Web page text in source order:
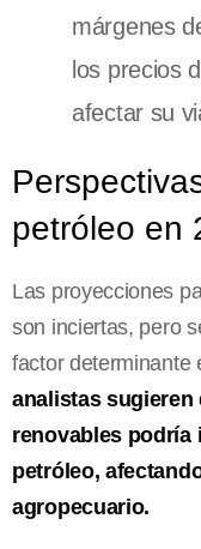
márgenes
los precios
afectar su
petróleo en
Las proyecciones
son inciertas, pero
factor determinante
analistas sugieren
renovables podría
petróleo,
agropecuario.